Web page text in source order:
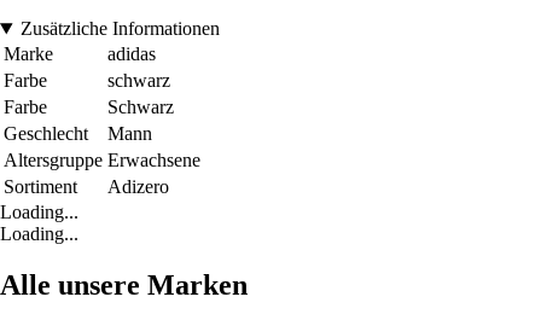
Zusätzliche Informationen
Marke
adidas
Farbe
schwarz
Farbe
Schwarz
Geschlecht
Mann
Altersgruppe Erwachsene
Sortiment
Adizero
Loading...
Loading...
Alle unsere Marken